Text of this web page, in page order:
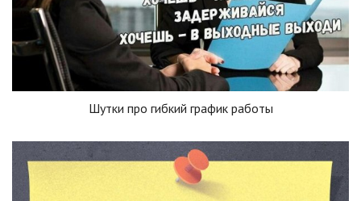
Шутки про гибкий график работы